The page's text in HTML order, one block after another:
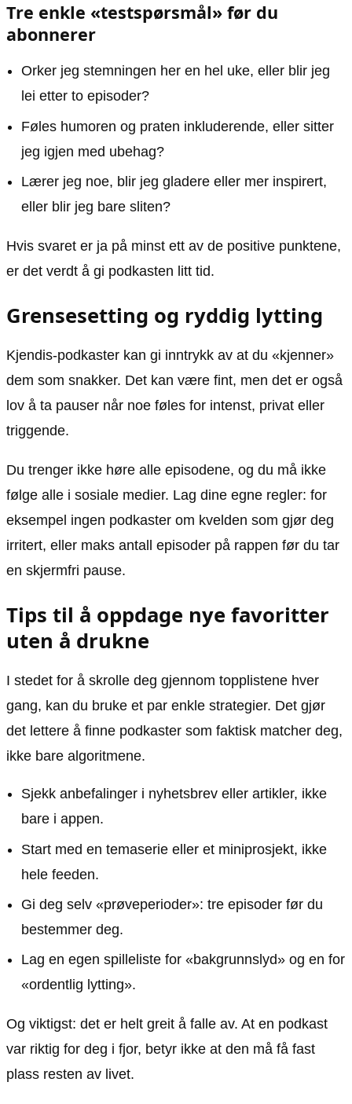
Tre enkle «testspørsmål» før du
abonnerer
Orker jeg stemningen her en hel uke, eller blir jeg
lei etter to episoder?
Føles humoren og praten inkluderende, eller sitter
jeg igjen med ubehag?
Lærer jeg noe, blir jeg gladere eller mer inspirert,
eller blir jeg bare sliten?
Hvis svaret er ja på minst ett av de positive punktene,
er det verdt å gi podkasten litt tid.
Grensesetting og ryddig lytting
Kjendis-podkaster kan gi inntrykk av at du «kjenner»
dem som snakker. Det kan være fint, men det er også
lov å ta pauser når noe føles for intenst, privat eller
triggende.
Du trenger ikke høre alle episodene, og du må ikke
følge alle i sosiale medier. Lag dine egne regler: for
eksempel ingen podkaster om kvelden som gjør deg
irritert, eller maks antall episoder på rappen før du tar
en skjermfri pause.
Tips til å oppdage nye favoritter
uten å drukne
I stedet for å skrolle deg gjennom topplistene hver
gang, kan du bruke et par enkle strategier. Det gjør
det lettere å finne podkaster som faktisk matcher deg,
ikke bare algoritmene.
Sjekk anbefalinger i nyhetsbrev eller artikler, ikke
bare i appen.
Start med en temaserie eller et miniprosjekt, ikke
hele feeden.
Gi deg selv «prøveperioder»: tre episoder før du
bestemmer deg.
Lag en egen spilleliste for «bakgrunnslyd» og en for
«ordentlig lytting».
Og viktigst: det er helt greit å falle av. At en podkast
var riktig for deg i fjor, betyr ikke at den må få fast
plass resten av livet.